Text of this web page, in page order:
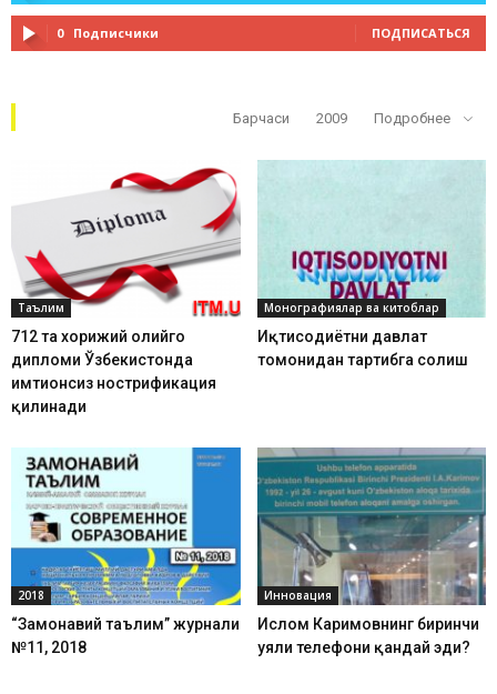
0 Подписчики ПОДПИСАТЬСЯ
Барчаси 2009 Подробнее
Таълим
712 та хорижий олийгоҳ
дипломи Ўзбекистонда
имтиҳонсиз нострификация
қилинади
Монографиялар ва китоблар
Иқтисодиётни давлат
томонидан тартибга солиш
2018
“Замонавий таълим” журнали
№11, 2018
Инновация
Ислом Каримовнинг биринчи
уяли телефони қандай эди?